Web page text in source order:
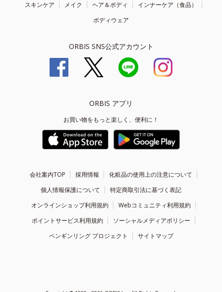
スキンケア メイク ヘア＆ボディ
インナーケア（食品）
ボディウェア
ORBIS SNS公式アカウント
ORBIS アプリ
お買い物をもっと楽しく、便利に！
会社案内TOP 採用情報
化粧品の使用上の注意について
個人情報保護について
特定商取引法に基づく表記
オンラインショップ利用規約
Webコミュニティ利用規約
ポイントサービス利用規約
ソーシャルメディアポリシー
ペンギンリング プロジェクト
サイトマップ